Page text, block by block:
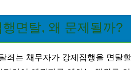
행면탈, 왜 문제될까?
죄는 채무자가 강제집행을 면탈